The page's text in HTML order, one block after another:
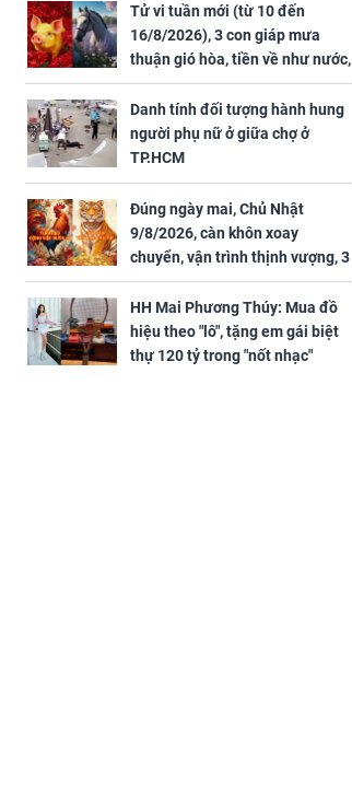
Tử vi tuần mới (từ 10 đến
16/8/2026), 3 con giáp mưa
thuận gió hòa, tiền về như nước,
bạc vàng dư dả, Phú Quý Vinh
Hoa, vận trình khai sáng
Danh tính đối tượng hành hung
người phụ nữ ở giữa chợ ở
TP.HCM
Đúng ngày mai, Chủ Nhật
9/8/2026, càn khôn xoay
chuyển, vận trình thịnh vượng, 3
con giáp nhận phúc khí nhà trời,
tình tiền đỏ như son, vận may
hanh thông
HH Mai Phương Thúy: Mua đồ
hiệu theo "lô", tặng em gái biệt
thự 120 tỷ trong "nốt nhạc"